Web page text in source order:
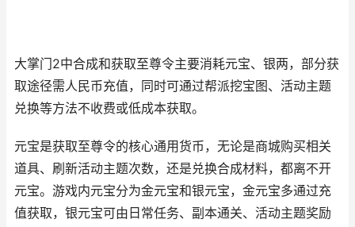
大掌门2中合成和获取至尊令主要消耗元宝、银两，部分获
取途径需人民币充值，同时可通过帮派挖宝图、活动主题
兑换等方法不收费或低成本获取。
元宝是获取至尊令的核心通用货币，无论是商城购买相关
道具、刷新活动主题次数，还是兑换合成材料，都离不开
元宝。游戏内元宝分为金元宝和银元宝，金元宝多通过充
值获取，银元宝可由日常任务、副本通关、活动主题奖励